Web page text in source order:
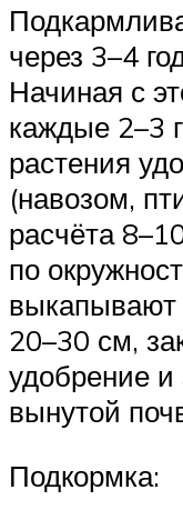
через 3–4
Начиная с
каждые 2–3
растения
(навозом,
расчёта
по
выкапывают
20–30 см,
удобрение и
вынутой
Подкормка: